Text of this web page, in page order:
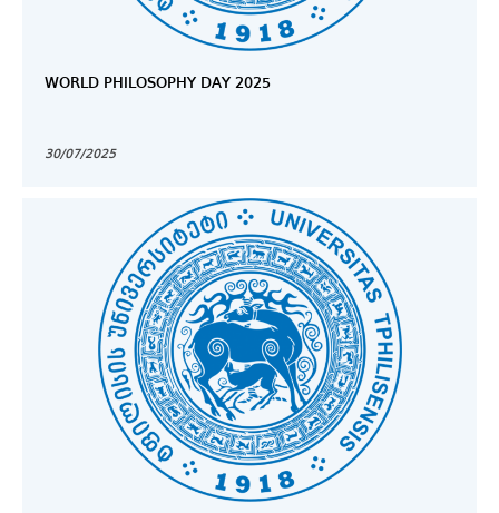
WORLD PHILOSOPHY DAY 2025
30/07/2025